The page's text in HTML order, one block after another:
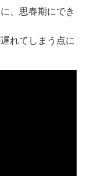
、思春期にでき
れてしまう点に